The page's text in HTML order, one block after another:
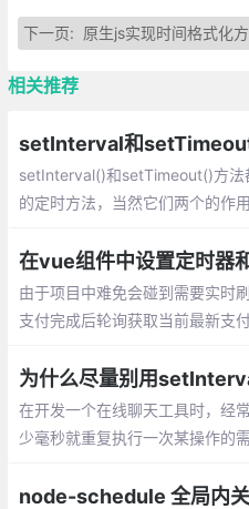
下一页: 原生js实现时间格式化方法整理总汇，
相关推荐
setInterval()和setTimeout()方法
的定时方法，当然它们两个的作
发现了setInterval()非常令人抓狂
那就是用setInterval()做的定时滚
浏览器页面切换变得无法控制！
在vue组件中设置定时器
由于项目中难免会碰到需要实时
支付完成后轮询获取当前最新支
用卡死的情况
为什么尽量别用
在开发一个在线聊天工具时，经
少毫秒就重复执行一次某操作的
得这个点子很糟糕。
node-schedule 全局内